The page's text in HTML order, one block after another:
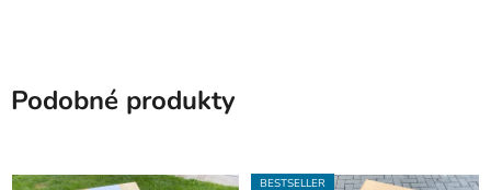
Podobné produkty
BESTSELLER